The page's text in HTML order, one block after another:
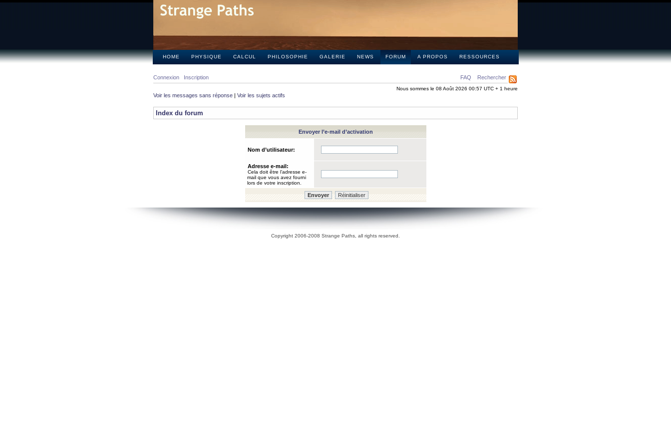
HOME PHYSIQUE CALCUL PHILOSOPHIE GALERIE NEWS FORUM A PROPOS RESSOURCES
FAQ Rechercher
Connexion Inscription
Nous sommes le 08 Août 2026 00:57 UTC + 1 heure
Voir les messages sans réponse | Voir les sujets actifs
Index du forum
Envoyer l’e-mail d’activation
Nom d’utilisateur:
Adresse e-mail:
Cela doit être l’adresse e-
mail que vous avez fourni
lors de votre inscription.
Copyright 2006-2008 Strange Paths, all rights reserved.